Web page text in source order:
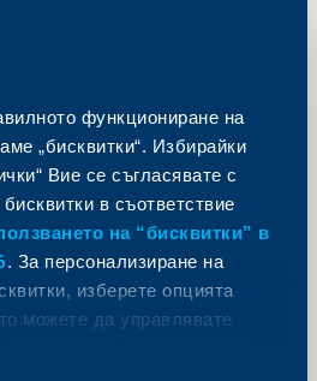
функциониране на
„бисквитки“. Избирайки
Вие се съгласявате с
в съответствие
на “бисквитки” в
. За персонализиране на
изберете опцията
можете да управлявате
относно опити за
имейли